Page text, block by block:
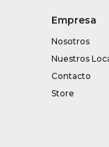
Empresa
Nosotros
Nuestros
Contacto
Store